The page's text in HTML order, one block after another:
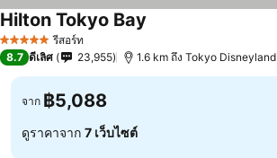
5 ดาว รีสอร์ท
Hilton Tokyo Bay
8.7 ดีเลิศ 23,955 1.6 km ถึง Tokyo Disneyland
จาก ฿5,088
ดูราคาจาก 7 เว็บไซต์